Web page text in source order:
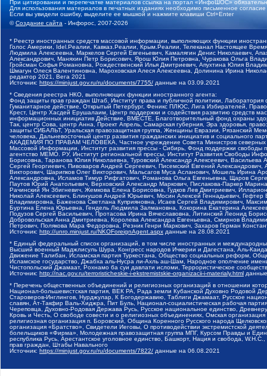
При цитировании и перепечатке материалов ссылка на портал «ИнфоШОС»
Для использования материалов в печатных изданиях необходимо письменное
Если вы увидели ошибку, выделите ее мышкой и нажмите клавиши Ctrl+Enter
©Создание сайта - Инфорос, 2007-2026
* Реестр иностранных средств массовой информации, выполняющих функции
Голос Америки, Idel.Реалии, Кавказ.Реалии, Крым.Реалии, Телеканал Настоящее
Людмила Алексеевна, Маркелов Сергей Евгеньевич, Камалягин Денис Николаевич,
Александрович, Маняхин Петр Борисович, Ярош Юлия Петровна, Чуракова Ольга
Гройсман Софья Романовна, Рождественский Илья Дмитриевич, Апухтина Юлия
Шмагун Олеся Валентиновна, Мароховская Алеся Алексеевна, Долинина Ирина
редактор 2021, Вега 2021
Источник: https://minjust.gov.ru/ru/documents/7755/ данные на 03.09.2021
* Сведения реестра НКО, выполняющих функции иностранного агента:
Фонд защиты прав граждан Штаб, Институт права и публичной политики,
Гуманитарное действие, Открытый Петербург, Феникс ПЛЮС, Лига Избирателей,
Крест, Центр Хасдей Ерушалаим, Центр поддержки и содействия развитию средств
информационных инициатив Действие, ВМЕСТЕ, Благотворительный фонд охраны
Так, центр Сова, центр Анна, Проект Апрель, Самарская губерния, Эра здоровья,
защиты СИБАЛЬТ, Уральская правозащитная группа, Женщины Евразии, Рязанский
человека, Дальневосточный центр развития гражданских инициатив и социального
АКАДЕМИЯ ПО ПРАВАМ ЧЕЛОВЕКА, Частное учреждение Совета Министров северных
Массовой Информации, Институт развития прессы - Сибирь, Фонд поддержки
агентство МЕМО. РУ, Институт региональной прессы, Институт Развития Свободы
Борисовна, Таранова Юлия Николаевна, Туровский Александр Алексеевич,
Сергей Георгиевич, Пивоваров Андрей Сергеевич, Писемский Евгений
Викторович, Шарипков Олег Викторович, Мальсагов Муса Асланович, Мошель Ирина
Александровна, Исламов Тимур Рифгатович, Романова Ольга Евгеньевна, Щаров
Паутов Юрий Анатольевич, Верховский Александр Маркович, Пислакова-Паркер
Рачинский Ян Збигневич, Жемкова Елена Борисовна, Гудков Лев Дмитриевич,
Николай Алексеевич, Блинушов Андрей Юрьевич, Мосин Алексей Геннадьевич,
Владимировна, Баженова Светлана Куприяновна, Исаев Сергей Владимирович,
Буртина Елена Юрьевна, Гендель Людмила Залмановна, Кокорина Екатерина
Подузов Сергей Васильевич, Протасова Ирина Вячеславовна, Литинский Леонид
Добровольская Анна Дмитриевна, Королева Александра Евгеньевна, Смирнов
Петрович, Полякова Мара Федоровна, Резник Генри Маркович, Захаров Герман
Источник: http://unro.minjust.ru/NKOForeignAgent.aspx данные на 28.08.2021
* Единый федеральный список организаций, в том числе иностранных и
Высший военный Маджлисуль Шура, Конгресс народов Ичкерии и Дагестана, Аль-
Движение Талибан, Исламская партия Туркестана, Общество социальных реформ,
Исламское государство, Джабха аль-Нусра ли-Ахль аш-Шам, Народное ополчение
Чистопольский Джамаат, Рохнамо ба суи давлати исломи, Террористическое
Источник: http://nac.gov.ru/terroristicheskie-i-ekstremistskie-organizacii-i-materialy.html
* Перечень общественных объединений и религиозных организаций в отношении
Национал-большевистская партия, ВЕК РА, Рада земли Кубанской Духовно Родовой
Староверов-Инглингов, Нурджулар, К Богодержавию, Таблиги Джамаат, Русское
славян, Ат-Такфир Валь-Хиджра, Пит Буль, Национал-социалистическая рабочая
Череповца, Духовно-Родовая Держава Русь, Русское национальное единство,
Кровь и Честь, О свободе совести и о религиозных объединениях, Омская
религиозная организация п. Боровский, Община Коренного Русского народа
организация «Братство», Свидетели Иеговы, О противодействии экстремистской
болельщиков «Фирма», Молодежная правозащитная группа МПГ, Курсом Правды и
республика Русь, Арестантское уголовное единство, Башкорт, Нация и свобода,
прав граждан, Штабы Навального
Источник: https://minjust.gov.ru/ru/documents/7822/ данные на 06.08.2021